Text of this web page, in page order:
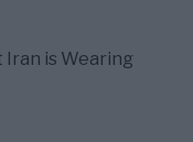
Iran is Wearing